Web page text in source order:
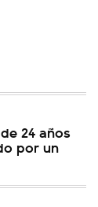
24 años
por un